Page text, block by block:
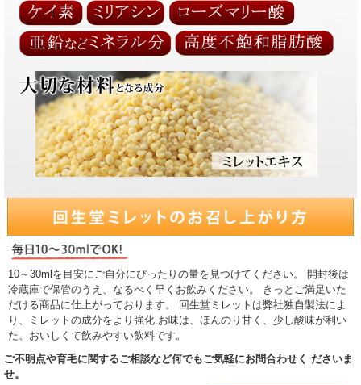
10～30mlを目安にご自分にぴったりの量を見つけてください。 開封後は
冷蔵庫で保管のうえ、なるべく早くお飲みください。 きっとご満足いた
だける商品に仕上がっております。 回生堂ミレットは弊社独自製法によ
り、ミレットの成分をより強化.お味は、ほんのり甘く、少し酸味が利い
た、おいしくて飲みやすい飲料です。
ご不明点や育毛に関するご相談など何でもご気軽にお問合わせく ださいま
せ。